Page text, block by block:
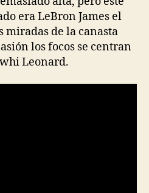
era LeBron James el
miradas de la canasta
los focos se centran
Leonard.